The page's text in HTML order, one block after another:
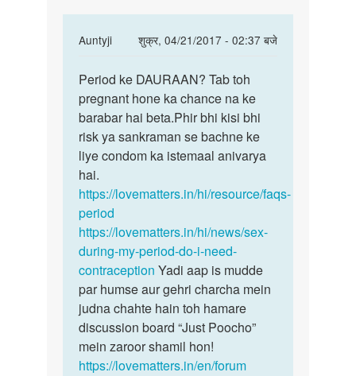
Auntyji
शुक्र, 04/21/2017 - 02:37 बजे
In
to
Period
me
sex
krne
by
snaya
Period
ke
DAURAAN?
Tab
toh
Period ke DAURAAN? Tab toh
pregnant hone ka chance na ke
barabar hai beta.Phir bhi kisi bhi
risk ya sankraman se bachne ke
liye condom ka istemaal anivarya
hai.
https://lovematters.in/hi/resource/faqs-
period
https://lovematters.in/hi/news/sex-
during-my-period-do-i-need-
contraception Yadi aap is mudde
par humse aur gehri charcha mein
judna chahte hain toh hamare
discussion board “Just Poocho”
mein zaroor shamil hon!
https://lovematters.in/en/forum